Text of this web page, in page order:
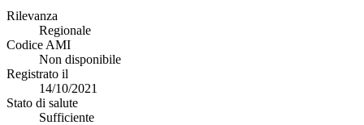
Rilevanza
Regionale
Codice AMI
Non disponibile
Registrato il
14/10/2021
Stato di salute
Sufficiente